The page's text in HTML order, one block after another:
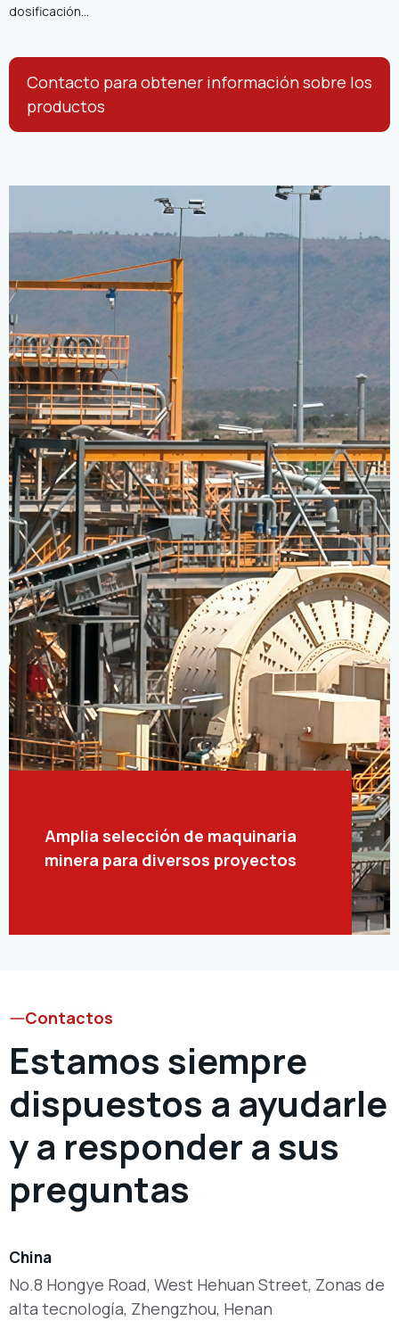
dosificación...
Contacto para obtener información sobre los
productos
Amplia selección de maquinaria
minera para diversos proyectos
Contactos
Estamos siempre
dispuestos a ayudarle
y a responder a sus
preguntas
China
No.8 Hongye Road, West Hehuan Street, Zonas de
alta tecnología, Zhengzhou, Henan